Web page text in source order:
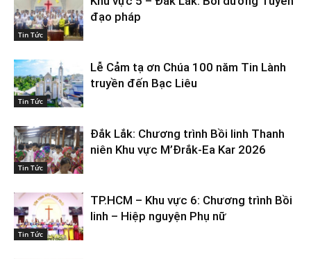
Tin Tức
đạo pháp
Tin Tức
Lễ Cảm tạ ơn Chúa 100 năm Tin Lành
truyền đến Bạc Liêu
Tin Tức
Đắk Lắk: Chương trình Bồi linh Thanh
niên Khu vực M’Đrắk-Ea Kar 2026
Tin Tức
TP.HCM – Khu vực 6: Chương trình Bồi
linh – Hiệp nguyện Phụ nữ